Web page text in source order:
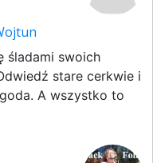
śladami swoich
stare cerkwie i
A wszystko to